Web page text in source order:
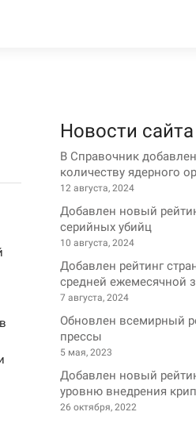
Новости сайта
В Справочник
количеству ядерного
12 августа, 2024
Добавлен новый
серийных убийц
10 августа, 2024
Добавлен рейтинг
средней ежемесячной
7 августа, 2024
Обновлен всемирный
прессы
5 мая, 2023
Добавлен новый
уровню внедрения
26 октября, 2022